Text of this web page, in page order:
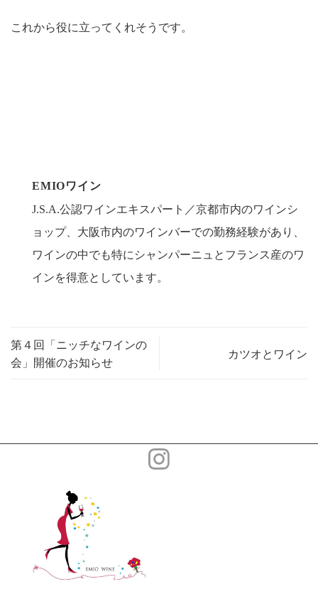
これから役に立ってくれそうです。
EMIOワイン
J.S.A.公認ワインエキスパート／京都市内のワインシ
ョップ、大阪市内のワインバーでの勤務経験があり、
ワインの中でも特にシャンパーニュとフランス産のワ
インを得意としています。
第４回「ニッチなワインの
会」開催のお知らせ
カツオとワイン